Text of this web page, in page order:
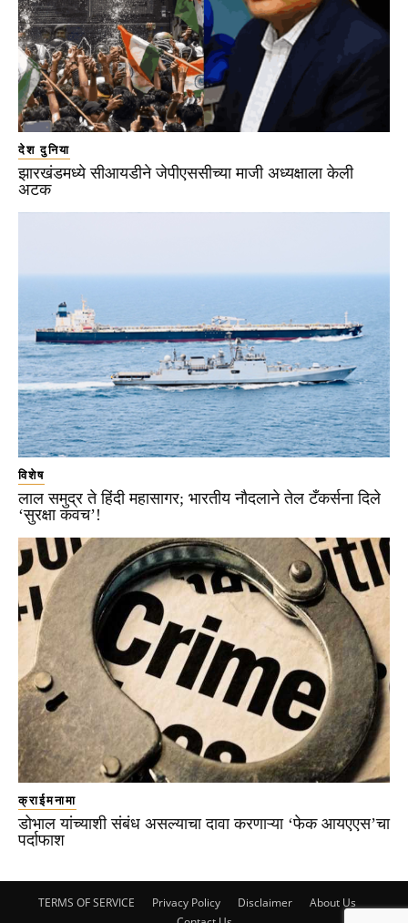
देश दुनिया
झारखंडमध्ये सीआयडीने जेपीएससीच्या माजी अध्यक्षाला केली
अटक
विशेष
लाल समुद्र ते हिंदी महासागर; भारतीय नौदलाने तेल टँकर्सना दिले
‘सुरक्षा कवच’!
क्राईमनामा
डोभाल यांच्याशी संबंध असल्याचा दावा करणाऱ्या ‘फेक आयएएस’चा
पर्दाफाश
TERMS OF SERVICE Privacy Policy Disclaimer
About Us